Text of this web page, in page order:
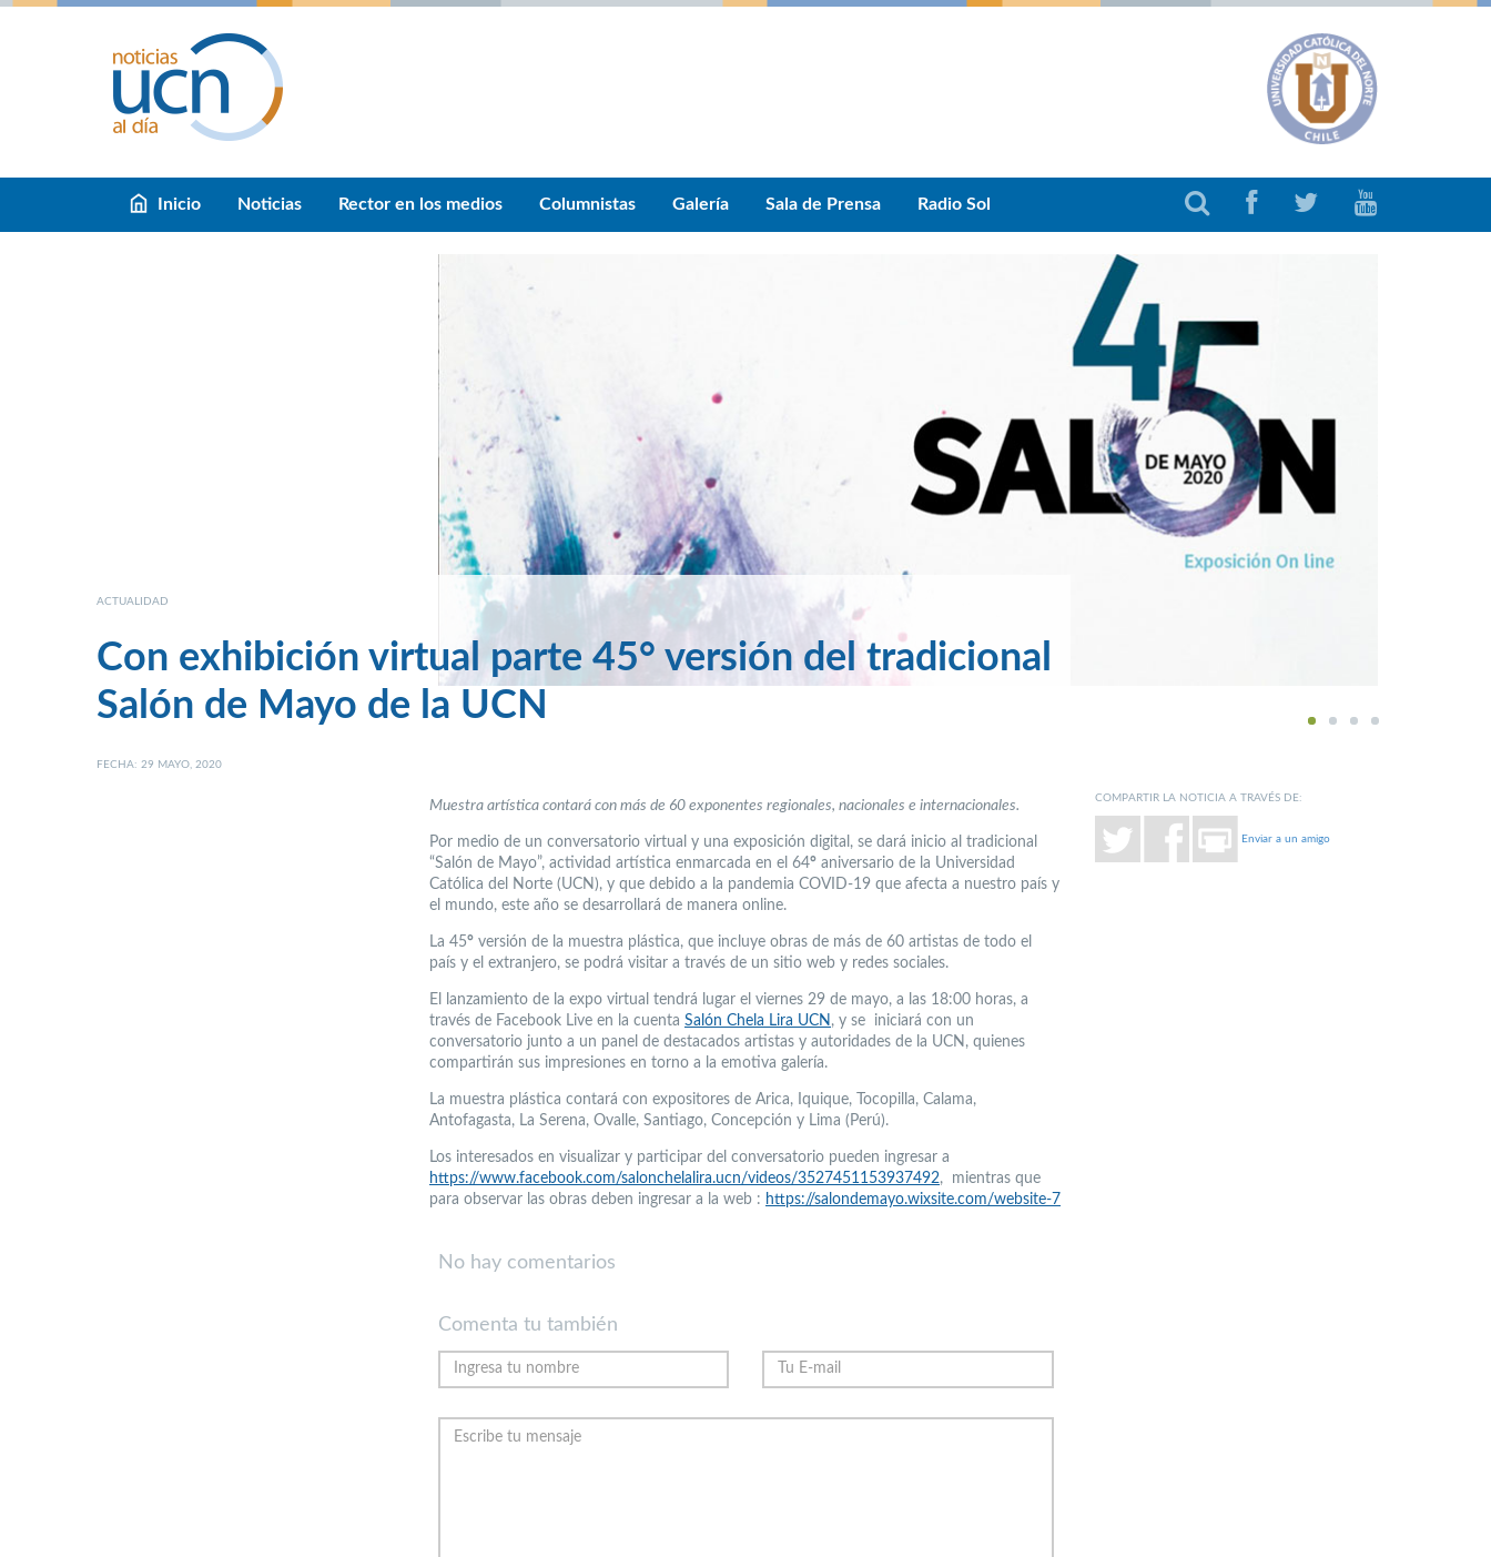
Inicio Noticias Rector en los medios Columnistas Galería Sala de Prensa Radio Sol
1 2 3 4
ACTUALIDAD
Con exhibición virtual parte 45° versión del tradicional
Salón de Mayo de la UCN
FECHA: 29 MAYO, 2020
Muestra artística contará con más de 60 exponentes regionales, nacionales e internacionales.
Por medio de un conversatorio virtual y una exposición digital, se dará inicio al tradicional
“Salón de Mayo”, actividad artística enmarcada en el 64° aniversario de la Universidad
Católica del Norte (UCN), y que debido a la pandemia COVID-19 que afecta a nuestro país y
el mundo, este año se desarrollará de manera online.
La 45° versión de la muestra plástica, que incluye obras de más de 60 artistas de todo el
país y el extranjero, se podrá visitar a través de un sitio web y redes sociales.
El lanzamiento de la expo virtual tendrá lugar el viernes 29 de mayo, a las 18:00 horas, a
través de Facebook Live en la cuenta Salón Chela Lira UCN , y se iniciará con un
conversatorio junto a un panel de destacados artistas y autoridades de la UCN, quienes
compartirán sus impresiones en torno a la emotiva galería.
La muestra plástica contará con expositores de Arica, Iquique, Tocopilla, Calama,
Antofagasta, La Serena, Ovalle, Santiago, Concepción y Lima (Perú).
Los interesados en visualizar y participar del conversatorio pueden ingresar a
https://www.facebook.com/salonchelalira.ucn/videos/3527451153937492, mientras que
para observar las obras deben ingresar a la web : https://salondemayo.wixsite.com/website-7
COMPARTIR LA NOTICIA A TRAVÉS DE:
Enviar a un amigo
No hay comentarios
Comenta tu también